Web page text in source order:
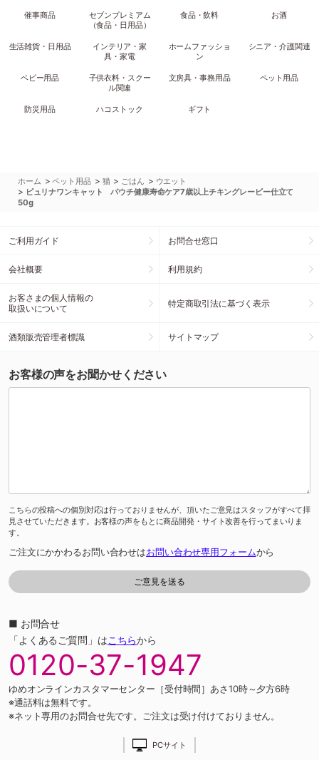
催事商品
セブンプレミアム
（食品・日用品）
食品・飲料 お酒
生活雑貨・日用品
インテリア・家
具・家電
ホームファッショ
ン
シニア・介護関連
ベビー用品
子供衣料・スクー
ル関連
文房具・事務用品 ペット用品
防災用品 ハコストック ギフト
ホーム >ペット用品 > 猫 > ごはん > ウエット
> ピュリナワンキャット パウチ健康寿命ケア7歳以上チキングレービー仕立て
50g
ご利用ガイド お問合せ窓口
会社概要 利用規約
お客さまの個人情報の
取扱いについて
特定商取引法に基づく表示
酒類販売管理者標識 サイトマップ
お客様の声をお聞かせください
こちらの投稿への個別対応は行っておりませんが、頂いたご意見はスタッフがすべて拝
見させていただきます。お客様の声をもとに商品開発・サイト改善を行ってまいりま
す。
ご注文にかかわるお問い合わせはお問い合わせ専用フォームから
■ お問合せ
「よくあるご質問」はこちらから
0120-37-1947
ゆめオンラインカスタマーセンター［受付時間］あさ10時～夕方6時
※通話料は無料です。
※ネット専用のお問合せ先です。ご注文は受け付けておりません。
PCサイト